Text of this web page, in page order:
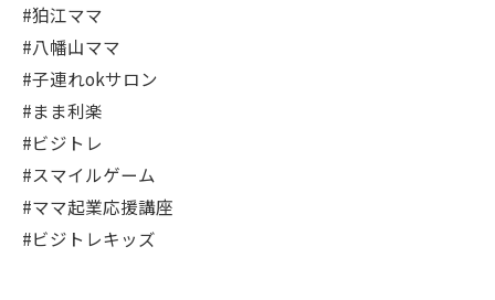
#狛江ママ
#八幡山ママ
#子連れokサロン
#まま利楽
#ビジトレ
#スマイルゲーム
#ママ起業応援講座
#ビジトレキッズ